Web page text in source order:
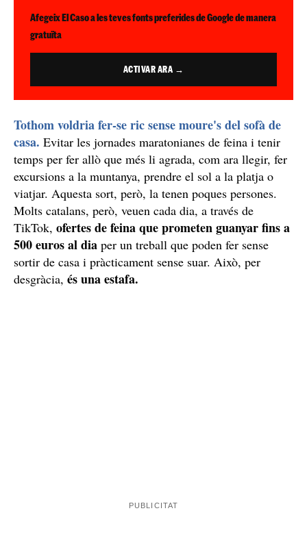
Afegeix El Caso a les teves fonts preferides de Google de manera
gratuïta
ACTIVAR ARA →
Tothom voldria fer-se ric sense moure's del sofà de
casa. Evitar les jornades maratonianes de feina i tenir
temps per fer allò que més li agrada, com ara llegir, fer
excursions a la muntanya, prendre el sol a la platja o
viatjar. Aquesta sort, però, la tenen poques persones.
Molts catalans, però, veuen cada dia, a través de
TikTok, ofertes de feina que prometen guanyar fins a
500 euros al dia per un treball que poden fer sense
sortir de casa i pràcticament sense suar. Això, per
desgràcia, és una estafa.